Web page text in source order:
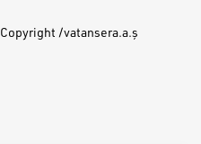
Copyright /vatansera.a.ş